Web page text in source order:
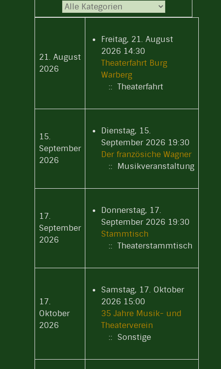
Eine Kategorie auswählen um die Liste
21. August
2026
Freitag, 21. August
2026 14:30
Theaterfahrt Burg
Warberg
:: Theaterfahrt
15.
September
2026
Dienstag, 15.
September 2026 19:30
Der französiche Wagner
:: Musikveranstaltung
17.
September
2026
Donnerstag, 17.
September 2026 19:30
Stammtisch
:: Theaterstammtisch
17.
Oktober
2026
Samstag, 17. Oktober
2026 15:00
35 Jahre Musik- und
Theaterverein
:: Sonstige